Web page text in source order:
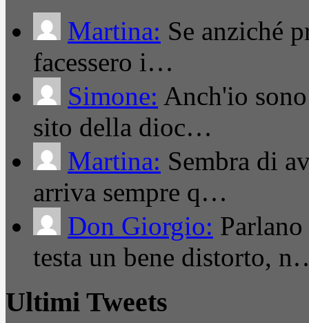
Martina: Se anziché
facessero i…
Simone: Anch'io
sito della dioc…
Martina: Sembra di
arriva sempre q…
Don Giorgio:
testa un bene distorto,
Ultimi Tweets